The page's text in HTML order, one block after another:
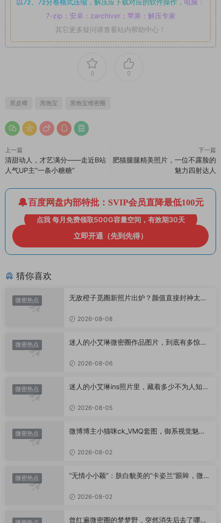
以7z、7z分卷格式压缩， 解压应下载对应的软件操作， 电脑：
7-zip；安卓：zarchiver；苹果：解压专家
其它更多疑问请查看站内帮助中心！
0 0
黑皮椰 黑饱宝 黑饱宝维密圈
上一篇
清甜动人，才艺满分——走近B站
人气UP主“一条小糖糖”
下一篇
肥猫腿腿精美照片，一位不露脸的
魅力四射达人
百度网盘内部特批：SVIP会员直降最低100元
点我 每月免费领取500G容量空间，有效期30天
立即开通（先到先得）
猜你喜欢
微密热点
无敌橙子觅圈新照片出炉？颜值直接封神太惊
2026-08-08
微密热点
迷人的小艾琳微密圈作品图片，到底有多惊
2026-08-06
微密热点
迷人的小艾琳ins照片里，藏着多少不为人知的
2026-08-05
微密热点
微博博主小猫咪ck_VMQ套图，御系视觉魅力
2026-08-02
微密热点
“无情小小颖”：肤白貌美的“卡姿兰”眼眸，微密
2026-08-02
曾红遍微密圈的梦梦野，突然消失后去了哪